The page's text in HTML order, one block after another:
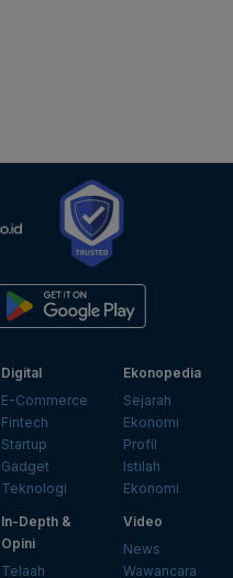
Digital
E-Commerce
Fintech
Startup
Gadget
Teknologi
Ekonopedia
Sejarah
Ekonomi
Profil
Istilah
Ekonomi
In-Depth &
Opini
Telaah
Video
News
Wawancara